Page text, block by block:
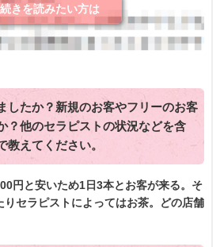
きを読みたい方は
したか？新規のお客やフリーのお客
？他のセラピストの状況などを含
教えてください。
円と安いため1日3本とお客が来る。そ
セラピストによってはお茶。どの店舗